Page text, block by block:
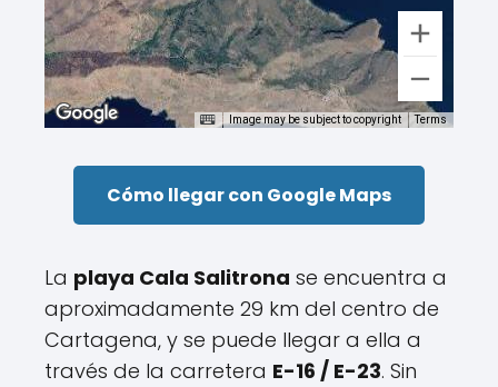
Image may be subject to copyright Terms
Cómo llegar con Google Maps
La playa Cala Salitrona se encuentra a
aproximadamente 29 km del centro de
Cartagena, y se puede llegar a ella a
través de la carretera E-16 / E-23. Sin